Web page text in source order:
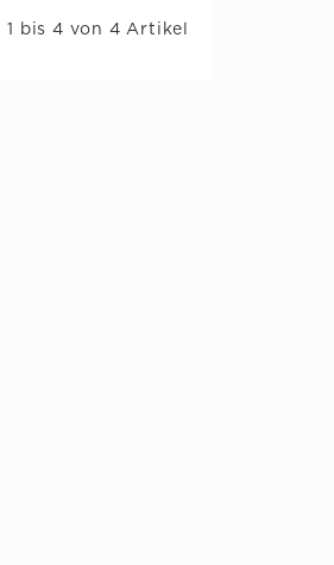
1 bis 4 von 4 Artikel